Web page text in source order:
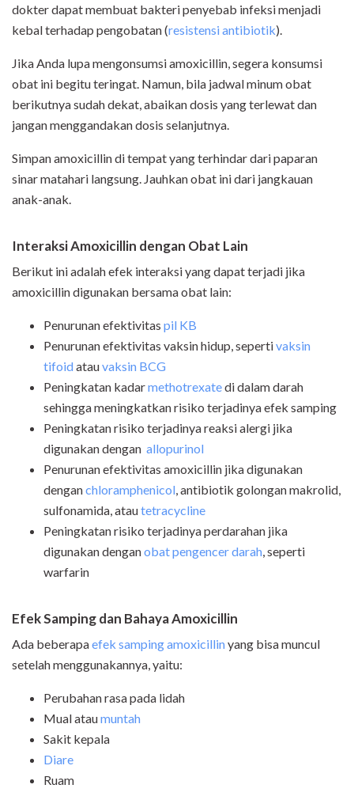
dokter dapat membuat bakteri penyebab infeksi menjadi
kebal terhadap pengobatan (resistensi antibiotik).
Jika Anda lupa mengonsumsi amoxicillin, segera konsumsi
obat ini begitu teringat. Namun, bila jadwal minum obat
berikutnya sudah dekat, abaikan dosis yang terlewat dan
jangan menggandakan dosis selanjutnya.
Simpan amoxicillin di tempat yang terhindar dari paparan
sinar matahari langsung. Jauhkan obat ini dari jangkauan
anak-anak.
Interaksi Amoxicillin dengan Obat Lain
Berikut ini adalah efek interaksi yang dapat terjadi jika
amoxicillin digunakan bersama obat lain:
Penurunan efektivitas pil KB
Penurunan efektivitas vaksin hidup, sepertivaksin
tifoidatauvaksin BCG
Peningkatan kadarmethotrexatedi dalam darah
sehingga meningkatkan risiko terjadinya efek samping
Peningkatan risiko terjadinya reaksi alergi jika
digunakan dengan allopurinol
Penurunan efektivitas amoxicillin jika digunakan
denganchloramphenicol , antibiotik golongan makrolid,
sulfonamida, atautetracycline
Peningkatan risiko terjadinya perdarahan jika
digunakan denganobat pengencer darah , seperti
warfarin
Efek Samping dan Bahaya Amoxicillin
Ada beberapaefek samping amoxicillinyang bisa muncul
setelah menggunakannya, yaitu:
Perubahan rasa pada lidah
Mual ataumuntah
Sakit kepala
Diare
Ruam